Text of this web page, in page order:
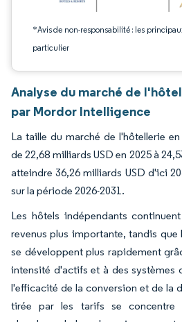
*Avis de non-responsabilité : les
particulier
Analyse du marché de
par Mordor Intelligence
La taille du marché de l'hôtellerie
de 22,68 milliards USD en 2025 à
atteindre 36,26 milliards USD d'ici
sur la période 2026-2031.
Les hôtels indépendants
revenus plus importante, tandis que
se développent plus rapidement
intensité d'actifs et à des systèmes
l'efficacité de la conversion et de la
tirée par les tarifs se concentre